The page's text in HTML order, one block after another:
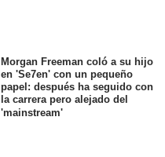
Morgan Freeman coló a su hijo
en 'Se7en' con un pequeño
papel: después ha seguido con
la carrera pero alejado del
'mainstream'